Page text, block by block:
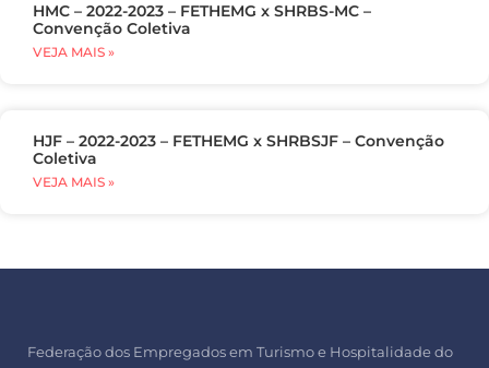
HMC – 2022-2023 – FETHEMG x SHRBS-MC –
Convenção Coletiva
VEJA MAIS »
HJF – 2022-2023 – FETHEMG x SHRBSJF – Convenção
Coletiva
VEJA MAIS »
Federação dos Empregados em Turismo e Hospitalidade do